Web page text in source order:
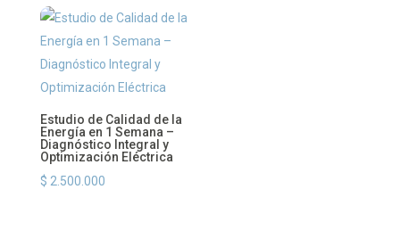
Estudio de Calidad de la
Energía en 1 Semana –
Diagnóstico Integral y
Optimización Eléctrica
$ 2.500.000